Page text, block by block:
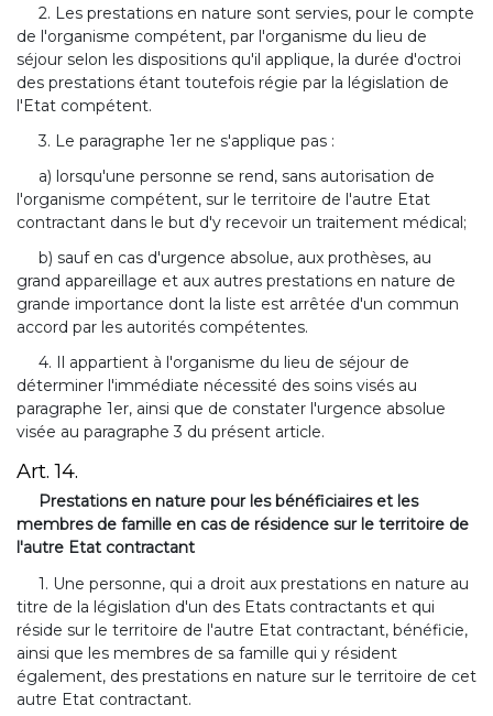
2. Les prestations en nature sont servies, pour le compte
de l'organisme compétent, par l'organisme du lieu de
séjour selon les dispositions qu'il applique, la durée d'octroi
des prestations étant toutefois régie par la législation de
l'Etat compétent.
3. Le paragraphe 1er ne s'applique pas :
a) lorsqu'une personne se rend, sans autorisation de
l'organisme compétent, sur le territoire de l'autre Etat
contractant dans le but d'y recevoir un traitement médical;
b) sauf en cas d'urgence absolue, aux prothèses, au
grand appareillage et aux autres prestations en nature de
grande importance dont la liste est arrêtée d'un commun
accord par les autorités compétentes.
4. Il appartient à l'organisme du lieu de séjour de
déterminer l'immédiate nécessité des soins visés au
paragraphe 1er, ainsi que de constater l'urgence absolue
visée au paragraphe 3 du présent article.
Art. 14.
Prestations en nature pour les bénéficiaires et les
membres de famille en cas de résidence sur le territoire de
l'autre Etat contractant
1. Une personne, qui a droit aux prestations en nature au
titre de la législation d'un des Etats contractants et qui
réside sur le territoire de l'autre Etat contractant, bénéficie,
ainsi que les membres de sa famille qui y résident
également, des prestations en nature sur le territoire de cet
autre Etat contractant.